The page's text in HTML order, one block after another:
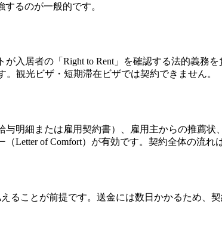
するのが一般的です。
入居者の「Right to Rent」を確認する法的義務を
観光ビザ・短期滞在ビザでは契約できません。
明細または雇用契約書）、雇用主からの推薦
Letter of Comfort）が有効です。契約全体の流れ
ることが前提です。送金には数日かかるため、